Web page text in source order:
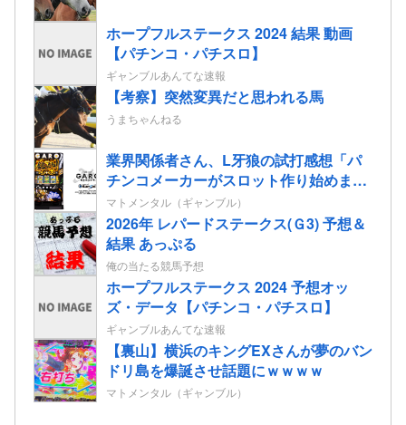
ホープフルステークス 2024 結果 動画
【パチンコ・パチスロ】
ギャンブルあんてな速報
【考察】突然変異だと思われる馬
うまちゃんねる
業界関係者さん、L牙狼の試打感想「パ
チンコメーカーがスロット作り始めまし
たって感じが全開の印象」
マトメンタル（ギャンブル）
2026年 レパードステークス(Ｇ3) 予想＆
結果 あっぷる
俺の当たる競馬予想
ホープフルステークス 2024 予想オッ
ズ・データ【パチンコ・パチスロ】
ギャンブルあんてな速報
【裏山】横浜のキングEXさんが夢のバン
ドリ島を爆誕させ話題にｗｗｗｗ
マトメンタル（ギャンブル）